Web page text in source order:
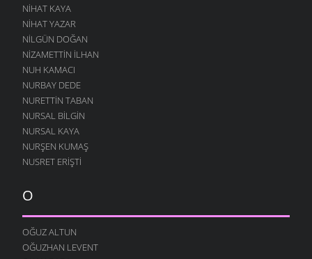
NIHAT KAYA
NIHAT YAZAR
NILGÜN DOĞAN
NIZAMETTIN İLHAN
NUH KAMACI
NURBAY DEDE
NURETTIN TABAN
NURSAL BILGIN
NURSAL KAYA
NURŞEN KUMAŞ
NUSRET ERIŞTI
O
OĞUZ ALTUN
OĞUZHAN LEVENT